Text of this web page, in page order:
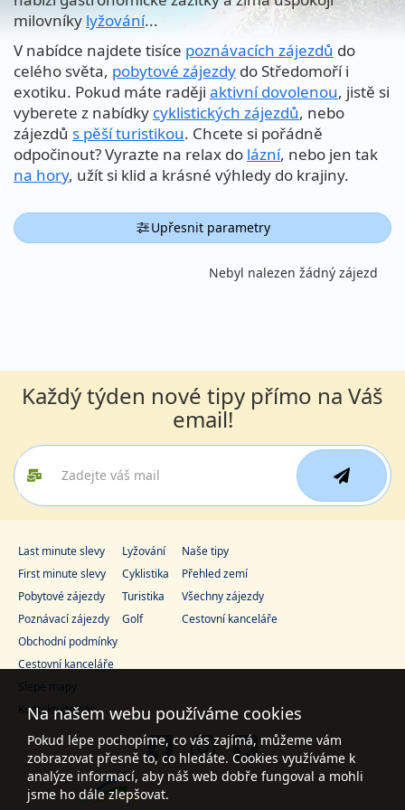
milovníky lyžování...
V nabídce najdete tisíce poznávacích zájezdů do
celého světa, pobytové zájezdy do Středomoří i
exotiku. Pokud máte raději aktivní dovolenou, jistě si
vyberete z nabídky cyklistických zájezdů, nebo
zájezdů s pěší turistikou. Chcete si pořádně
odpočinout? Vyrazte na relax do lázní, nebo jen tak
na hory, užít si klid a krásné výhledy do krajiny.
Upřesnit parametry
Nebyl nalezen žádný zájezd
Každý týden nové tipy přímo na Váš
email!
Last minute slevy
First minute slevy
Pobytové zájezdy
Poznávací zájezdy
Lyžování
Cyklistika
Turistika
Golf
Naše tipy
Přehled zemí
Všechny zájezdy
Cestovní kanceláře
Obchodní podmínky
Cestovní kanceláře
Slepé mapy
Kontaktujte nás
Na našem webu používáme cookies
Pokud lépe pochopíme, co vás zajímá, můžeme vám
zobrazovat přesně to, co hledáte. Cookies využíváme k
analýze informací, aby náš web dobře fungoval a mohli
jsme ho dále zlepšovat.